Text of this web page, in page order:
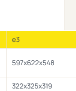
e3
597х622х548
322х325х319